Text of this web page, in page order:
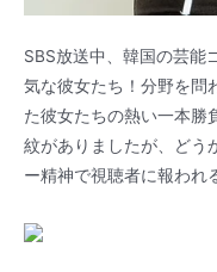
SBS放送中、韓国の芸能
気な彼女たち！分野を問
た彼女たちの熱い一本勝
紋がありましたが、どう
ー精神で視聴者に報われ